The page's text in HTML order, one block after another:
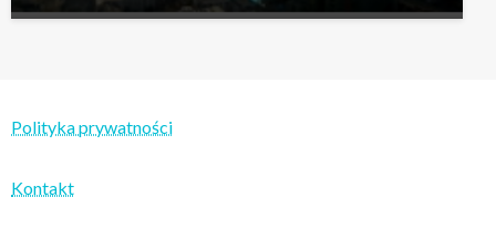
Polityka prywatności
Kontakt